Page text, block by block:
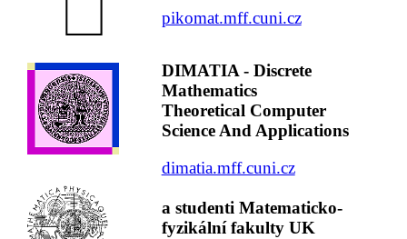
pikomat.mff.cuni.cz
DIMATIA - Discrete
Mathematics
Theoretical Computer
Science And Applications
dimatia.mff.cuni.cz
a studenti Matematicko-
fyzikální fakulty UK